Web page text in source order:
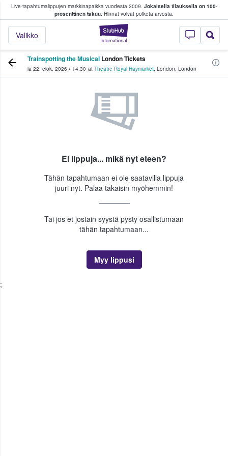
Live-tapahtumalippujen markkinapaikka vuodesta 2009. Jokaisella tilauksella on 100-
prosenttinen takuu. Hinnat voivat poiketa arvosta.
StubHub -
Valikko
fanit ostavat ja myyvät lippuja
Trainspotting the Musical London Tickets
la 22. elok. 2026 • 14.30 at Theatre Royal Haymarket, London, London
Ei lippuja... mikä nyt eteen?
Tähän tapahtumaan ei ole saatavilla lippuja
juuri nyt. Palaa takaisin myöhemmin!
Tai jos et jostain syystä pysty osallistumaan
tähän tapahtumaan...
Myy lippusi
;